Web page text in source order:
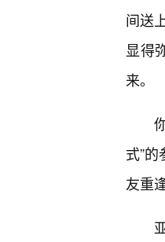
间送
显得
来。
式”
友重